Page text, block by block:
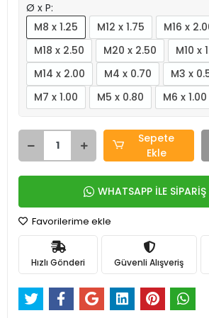
Ø x P:
M8 x 1.25
M12 x 1.75
M16 x
M18 x 2.50
M20 x 2.50
M10 x
M14 x 2.00
M4 x 0.70
M3 x
M7 x 1.00
M5 x 0.80 M6 x 1.00
Sepete
Ekle
WHATSAPP İLE SİPARİŞ
Favorilerime ekle
Hızlı Gönderi Güvenli Alışveriş